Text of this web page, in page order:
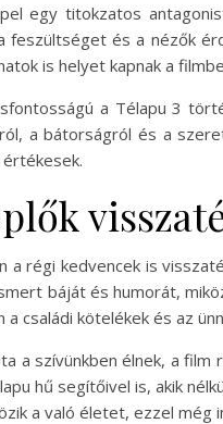
egy titokzatos
feszültséget és a nézők
is helyet kapnak a
a Télapu 3
a bátorságról és a
a régi kedvencek is
báját és humorát,
családi kötelékek és az
a szívünkben élnek, a
hű segítőivel is, akik
a való életet, ezzel